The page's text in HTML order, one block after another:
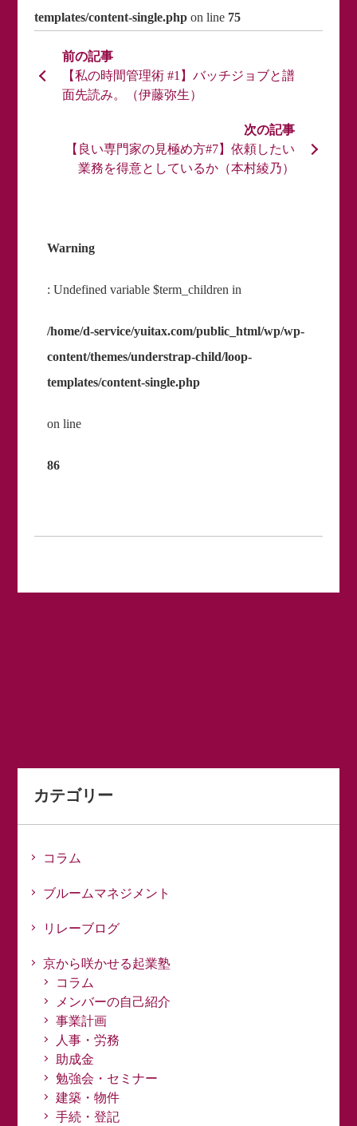
templates/content-single.phpon line 75
【私の時間管理術 #1】バッチジョブと譜
面先読み。（伊藤弥生）
Warning
: Undefined variable $term_children in
/home/d-service/yuitax.com/public_html/wp/wp-
content/themes/understrap-child/loop-
templates/content-single.php
on line
86
【良い専門家の見極め方#7】依頼したい
業務を得意としているか（本村綾乃）
カテゴリー
コラム
ブルームマネジメント
リレーブログ
京から咲かせる起業塾
コラム
メンバーの自己紹介
事業計画
人事・労務
助成金
勉強会・セミナー
建築・物件
手続・登記